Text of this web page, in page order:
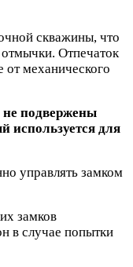
скважины, что
Отпечаток
от механического
не подвержены
используется для
управлять замком
замков
в случае попытки